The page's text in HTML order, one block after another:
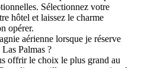
Sélectionnez votre
hôtel et laissez le charme
opérer.
aérienne lorsque je réserve
Palmas ?
offrir le choix le plus grand au